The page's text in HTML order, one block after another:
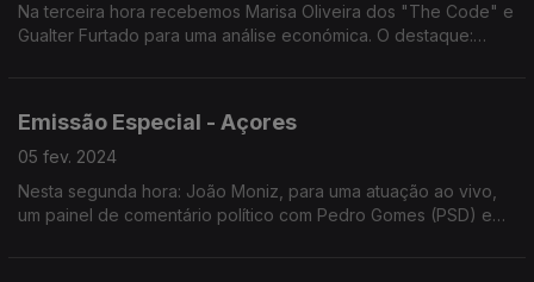
Na terceira hora recebemos Marisa Oliveira dos "The Code" e
Gualter Furtado para uma análise económica. O destaque:
Emissão Especial - Açores
05 fev. 2024
Nesta segunda hora: João Moniz, para uma atuação ao vivo,
um painel de comentário político com Pedro Gomes (PSD) e